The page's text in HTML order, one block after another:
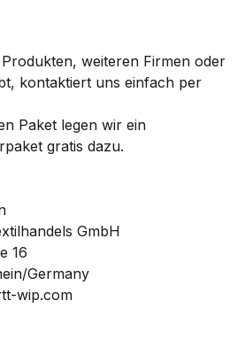
weiteren Firmen oder
kontaktiert uns einfach per
Paket legen wir ein
gratis dazu.
GmbH
16
Germany
wip.com